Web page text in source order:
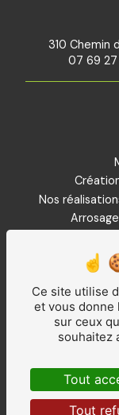
310
07 69
Nos
Arrosage
Petite
Installation
Ce site utilise
et vous donne
sur ceux
souhaitez
Tout
Tout